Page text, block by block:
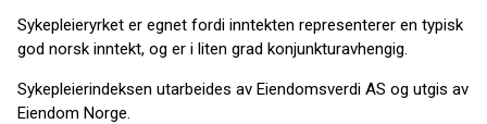
Sykepleieryrket er egnet fordi inntekten representerer en typisk
god norsk inntekt, og er i liten grad konjunkturavhengig.
Sykepleierindeksen utarbeides av Eiendomsverdi AS og utgis av
Eiendom Norge.